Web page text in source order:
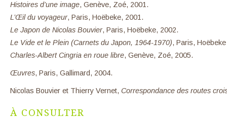
Histoires d’une image, Genève, Zoé, 2001.
L’Œil du voyageur, Paris, Hoëbeke, 2001.
Le Japon de Nicolas Bouvier, Paris, Hoëbeke, 2002.
Le Vide et le Plein (Carnets du Japon, 1964-1970), Paris,
Charles-Albert Cingria en roue libre, Genève, Zoé, 2005.
Œuvres, Paris, Gallimard, 2004.
Nicolas Bouvier et Thierry Vernet, Correspondance des routes
À CONSULTER